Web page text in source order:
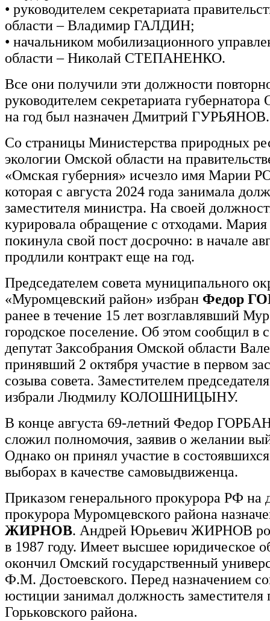
• руководителем секретариата
области – Владимир ГАЛДИН;
• начальником мобилизационного
области – Николай СТЕПАНЕНКО.
Все они получили эти должности
руководителем секретариата губернатора
на год был назначен Дмитрий ГУРЬЯНОВ.
Со страницы Министерства природных
экологии Омской области на
«Омская губерния» исчезло имя
которая с августа 2024 года занимала
заместителя министра. На своей
курировала обращение с отходами.
покинула свой пост досрочно: в начале
продлили контракт еще на год.
Председателем совета муниципального
«Муромцевский район» избран Федор
ранее в течение 15 лет возглавлявший
городское поселение. Об этом сообщил в
депутат Заксобрания Омской области
принявший 2 октября участие в первом
созыва совета. Заместителем
избрали Людмилу КОЛОШНИЦЫНУ.
В конце августа 69-летний Федор
сложил полномочия, заявив о желании
Однако он принял участие в
выборах в качестве самовыдвиженца.
Приказом генерального прокурора РФ на
прокурора Муромцевского района
ЖИРНОВ. Андрей Юрьевич ЖИРНОВ
в 1987 году. Имеет высшее юридическое
окончил Омский государственный
Ф.М. Достоевского. Перед назначением
юстиции занимал должность заместителя
Горьковского района.